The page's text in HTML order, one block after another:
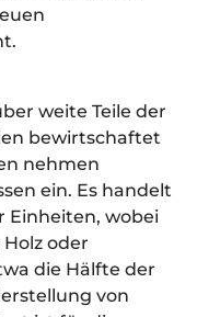
weite Teile der
bewirtschaftet
nehmen
ein. Es handelt
Einheiten, wobei
oder
die Hälfte der
von